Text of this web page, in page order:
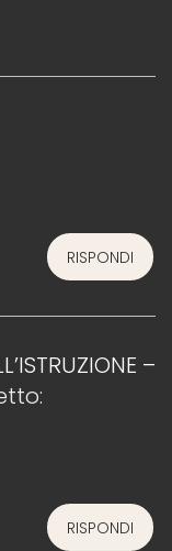
RISPONDI
–
RISPONDI